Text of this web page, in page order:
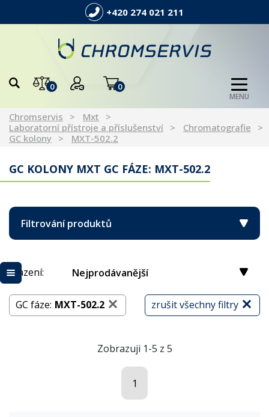
+420 274 021 211
0 0
MENU
Chromservis
Mxt
Laboratorní přístroje a příslušenství
Chromatografie
GC kolony
MXT-502.2
GC KOLONY MXT GC FÁZE: MXT-502.2
Filtrování produktů
Řazení: Nejprodávanější
zrušit všechny filtry
GC fáze: MXT-502.2
Zobrazuji 1-5 z 5
1